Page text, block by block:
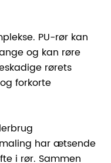
PU-rør kan
og kan røre
rørets
forkorte
har ætsende
i rør. Sammen